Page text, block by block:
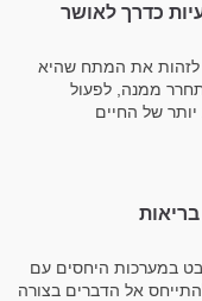
כדרך לאושר
לזהות את המתח שהיא
ממנה, לפעול
של החיים
במערכות היחסים עם
אל הדברים בצורה